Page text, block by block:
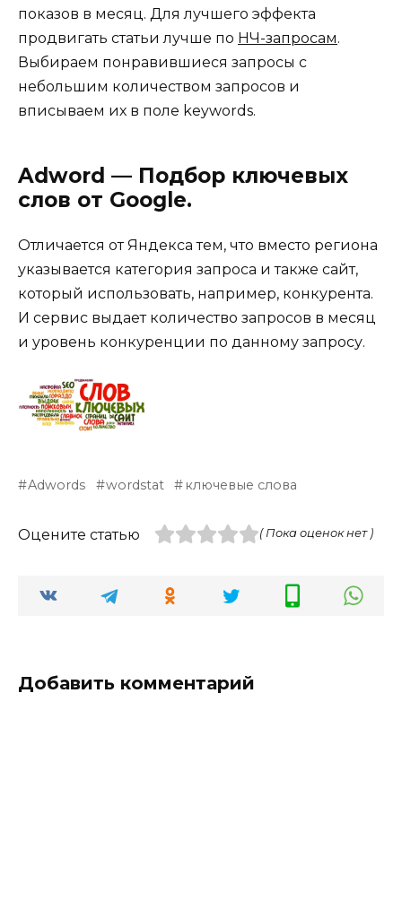
показов в месяц. Для лучшего эффекта
продвигать статьи лучше по НЧ-запросам.
Выбираем понравившиеся запросы с
небольшим количеством запросов и
вписываем их в поле keywords.
Adword — Подбор ключевых
слов от Google.
Отличается от Яндекса тем, что вместо региона
указывается категория запроса и также сайт,
который использовать, например, конкурента.
И сервис выдает количество запросов в месяц
и уровень конкуренции по данному запросу.
Adwords wordstat ключевые слова
Оцените статью ( Пока оценок нет )
Добавить комментарий